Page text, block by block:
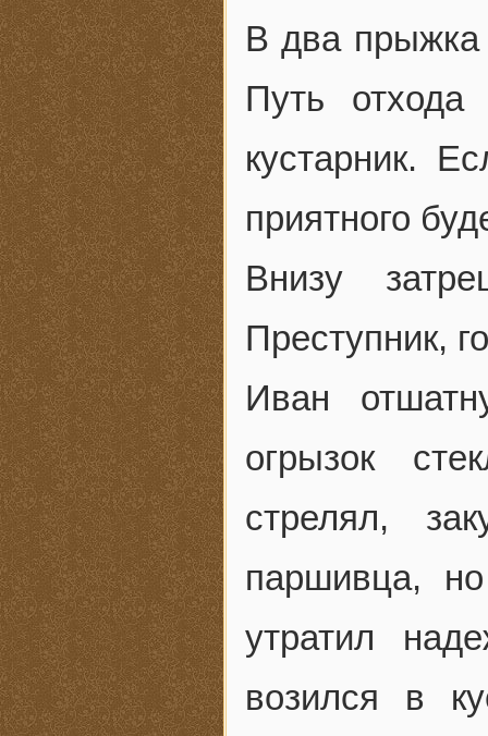
В два прыжка
Путь
кустарник.
приятного
Внизу
Преступник,
Иван
огрызок
стрелял,
паршивца,
утратил
возился в